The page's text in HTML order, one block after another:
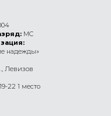
МС
надежды»
Левизов
22 1 место